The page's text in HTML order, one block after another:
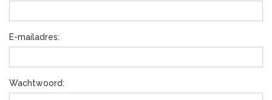
E-mailadres:
Wachtwoord: